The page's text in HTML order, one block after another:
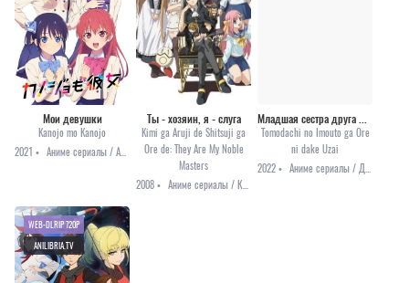
Мои девушки
Kanojo mo Kanojo
2021 •
Ты - хозяин, я - слуга
Kimi ga Aruji de Shitsuji ga
Ore de: They Are My Noble
Masters
2008 •
Tomodachi no Imouto ga Ore
ni dake Uzai
2022 •
WEB-DLRIP 720P
ANILIBRIA.TV